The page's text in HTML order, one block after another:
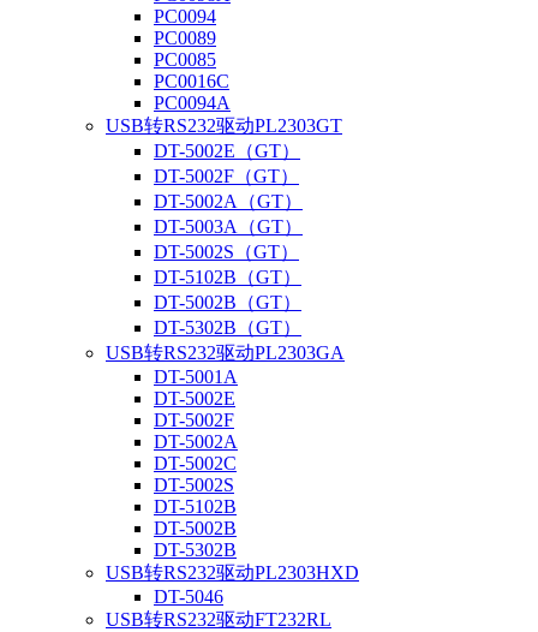
PC0094
PC0089
PC0085
PC0016C
PC0094A
USB转RS232驱动PL2303GT
DT-5002E（GT）
DT-5002F（GT）
DT-5002A（GT）
DT-5003A（GT）
DT-5002S（GT）
DT-5102B（GT）
DT-5002B（GT）
DT-5302B（GT）
USB转RS232驱动PL2303GA
DT-5001A
DT-5002E
DT-5002F
DT-5002A
DT-5002C
DT-5002S
DT-5102B
DT-5002B
DT-5302B
USB转RS232驱动PL2303HXD
DT-5046
USB转RS232驱动FT232RL